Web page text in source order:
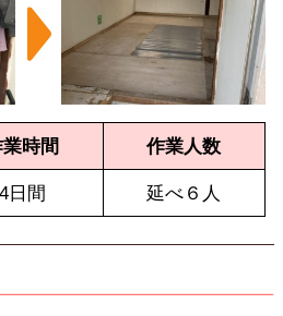
時間 作業人数
4日間 延べ６人